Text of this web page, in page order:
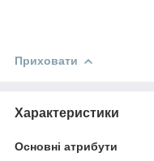
Приховати
Характеристики
Основні атрибути